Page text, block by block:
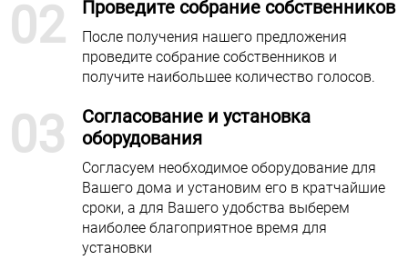
02 Проведите собрание собственников
После получения нашего предложения
проведите собрание собственников и
получите наибольшее количество голосов.
03
Согласование и установка
оборудования
Согласуем необходимое оборудование для
Вашего дома и установим его в кратчайшие
сроки, а для Вашего удобства выберем
наиболее благоприятное время для
установки